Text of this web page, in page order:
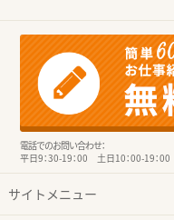
電話でのお問い合わせ：
平日9：30-19：00 土日10：00-19：00
サイトメニュー